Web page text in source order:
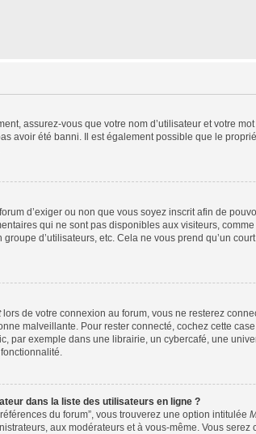
assurez-vous que votre nom d’utilisateur et votre
avoir été banni. Il est également possible que le
d’exiger ou non que vous soyez inscrit afin de
qui ne sont pas disponibles aux visiteurs,
d’utilisateurs, etc. Cela ne vous prend qu’un
lors de votre connexion au forum, vous ne resterez
malveillante. Pour rester connecté, cochez cette
par exemple dans une librairie, un cybercafé, une
dans la liste des utilisateurs en ligne ?
du forum”, vous trouverez une option intitulée
aux modérateurs et à vous-même. Vous